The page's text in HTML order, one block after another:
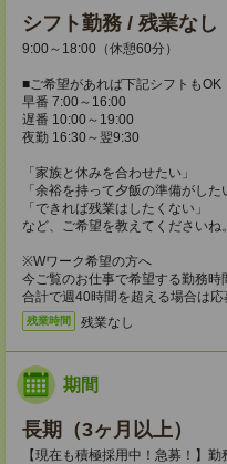
シフト勤務 / 残業なし
9:00～18:00（休憩60分）
■ご希望があれば下記シフトもOK
早番 7:00～16:00
遅番 10:00～19:00
夜勤 16:30～翌9:30
「家族と休みを合わせたい」
「余裕を持って夕飯の準備がした
「できれば残業はしたくない」
など、ご希望を教えてくださいね。
※Wワーク希望の方へ
今ご覧のお仕事で希望する勤務時
合計で週40時間を超える場合は応
残業時間 残業なし
期間
長期（3ヶ月以上）
【現在も積極採用中！急募！】